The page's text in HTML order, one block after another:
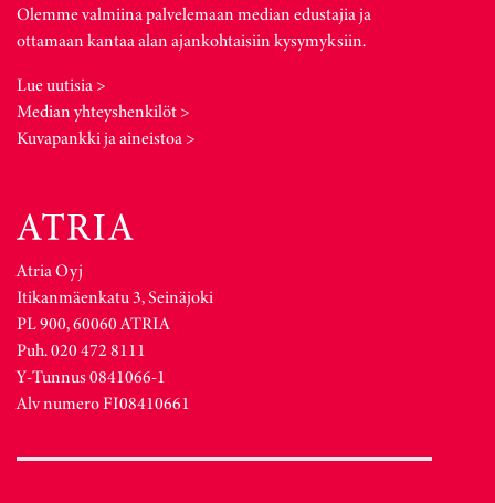
Olemme valmiina palvelemaan median edustajia ja
ottamaan kantaa alan ajankohtaisiin kysymyksiin.
Lue uutisia >
Median yhteyshenkilöt >
Kuvapankki ja aineistoa >
Atria Oyj
Itikanmäenkatu 3, Seinäjoki
PL 900, 60060 ATRIA
Puh. 020 472 8111
Y-Tunnus 0841066-1
Alv numero FI08410661